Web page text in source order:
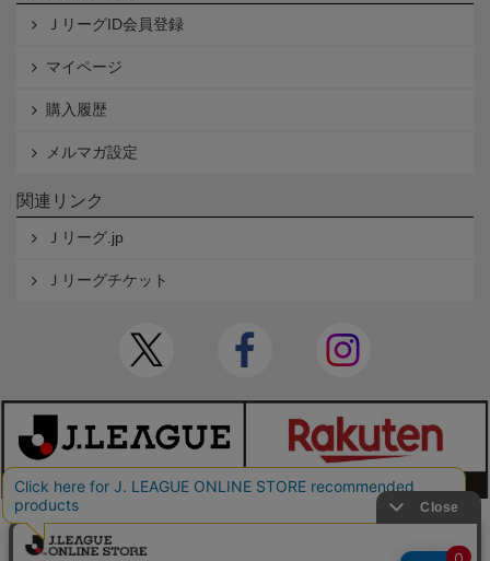
ＪリーグID会員登録
マイページ
購入履歴
メルマガ設定
関連リンク
Ｊリーグ.jp
Ｊリーグチケット
本サイトで使用している文章・画像等の無断での複製・転載を禁止します。